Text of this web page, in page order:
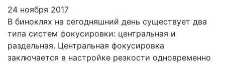
24 ноября 2017
В биноклях на сегодняшний день существует два
типа систем фокусировки: центральная и
раздельная. Центральная фокусировка
заключается в настройке резкости одновременно